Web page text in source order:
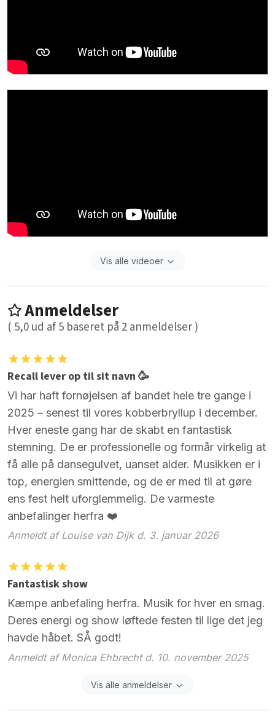
Vis alle videoer
Anmeldelser
( 5,0ud af5 baseret på 2anmeldelser )
Recall lever op til sit navn 🥳
Vi har haft fornøjelsen af bandet hele tre gange i
2025 – senest til vores kobberbryllup i december.
Hver eneste gang har de skabt en fantastisk
stemning. De er professionelle og formår virkelig at
få alle på dansegulvet, uanset alder. Musikken er i
top, energien smittende, og de er med til at gøre
ens fest helt uforglemmelig. De varmeste
anbefalinger herfra ❤️
Anmeldt af Louise van Dijk d. 3. januar 2026
Fantastisk show
Kæmpe anbefaling herfra. Musik for hver en smag.
Deres energi og show løftede festen til lige det jeg
havde håbet. SÅ godt!
Anmeldt af Monica Ehbrecht d. 10. november 2025
Vis alle anmeldelser